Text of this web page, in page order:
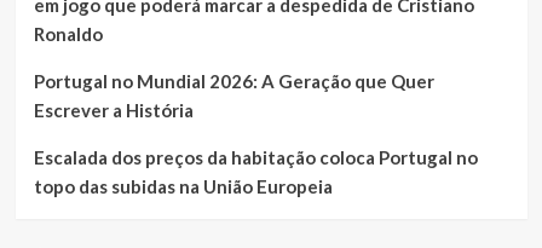
em jogo que poderá marcar a despedida de Cristiano
Ronaldo
Portugal no Mundial 2026: A Geração que Quer
Escrever a História
Escalada dos preços da habitação coloca Portugal no
topo das subidas na União Europeia